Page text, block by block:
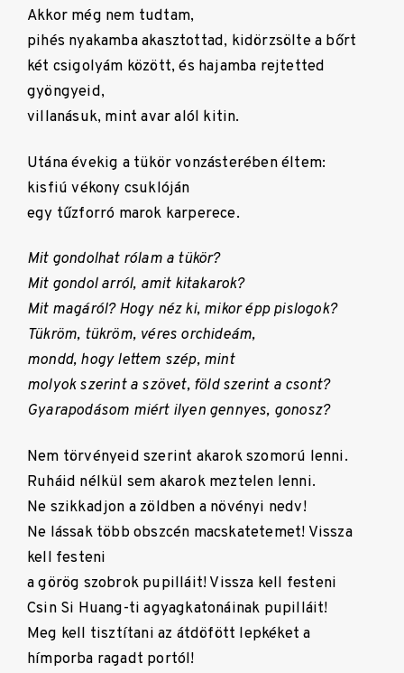
Akkor még nem tudtam,
pihés nyakamba akasztottad, kidörzsölte a bőrt
két csigolyám között, és hajamba rejtetted
gyöngyeid,
villanásuk, mint avar alól kitin.
Utána évekig a tükör vonzásterében éltem:
kisfiú vékony csuklóján
egy tűzforró marok karperece.
Mit gondolhat rólam a tükör?
Mit gondol arról, amit kitakarok?
Mit magáról? Hogy néz ki, mikor épp pislogok?
Tükröm, tükröm, véres orchideám,
mondd, hogy lettem szép, mint
molyok szerint a szövet, föld szerint a csont?
Gyarapodásom miért ilyen gennyes, gonosz?
Nem törvényeid szerint akarok szomorú lenni.
Ruháid nélkül sem akarok meztelen lenni.
Ne szikkadjon a zöldben a növényi nedv!
Ne lássak több obszcén macskatetemet! Vissza
kell festeni
a görög szobrok pupilláit! Vissza kell festeni
Csin Si Huang-ti agyagkatonáinak pupilláit!
Meg kell tisztítani az átdöfött lepkéket a
hímporba ragadt portól!